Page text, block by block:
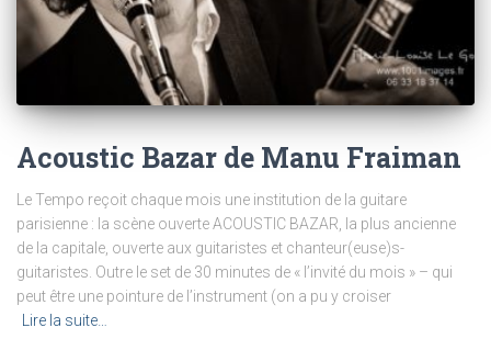
Acoustic Bazar de Manu Fraiman
Le Tempo reçoit chaque mois une institution de la guitare
parisienne : la scène ouverte ACOUSTIC BAZAR, la plus ancienne
de la capitale, ouverte aux guitaristes et chanteur(euse)s-
guitaristes. Outre le set de 30 minutes de « l’invité du mois » – qui
peut être une pointure de l’instrument (on a pu y croiser
Lire la suite…